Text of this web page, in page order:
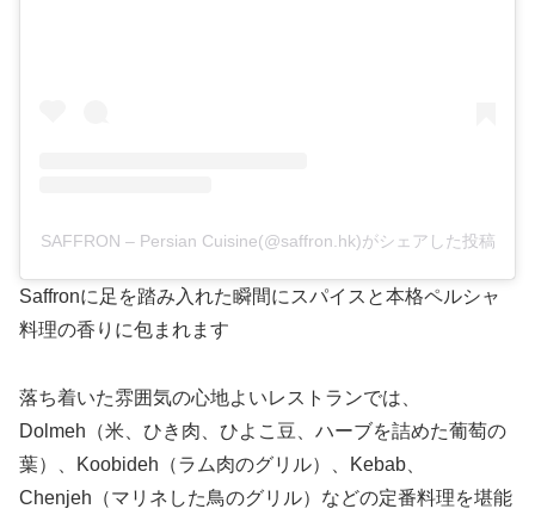
SAFFRON – Persian Cuisine(@saffron.hk)がシェアした投稿
Saffronに足を踏み入れた瞬間にスパイスと本格ペルシャ
料理の香りに包まれます
落ち着いた雰囲気の心地よいレストランでは、
Dolmeh（米、ひき肉、ひよこ豆、ハーブを詰めた葡萄の
葉）、Koobideh（ラム肉のグリル）、Kebab、
Chenjeh（マリネした鳥のグリル）などの定番料理を堪能